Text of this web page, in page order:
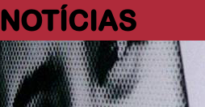
NOTÍCIAS